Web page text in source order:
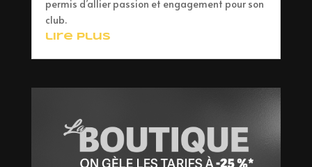
permis d’allier passion et engagement pour son
club.
lire plus